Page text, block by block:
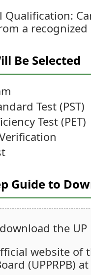
Qualification:
a
Be Selected
Test (PST)
Test (PET)
Guide to
the
website of
(UPPRPB)